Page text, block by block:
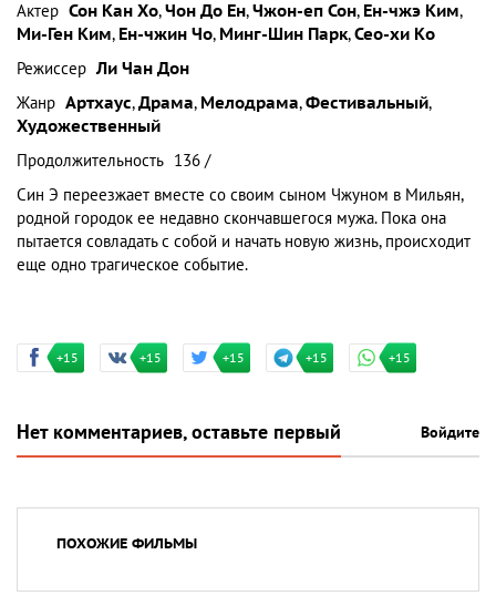
Актер Сон Кан Хо,Чон До Ен,Чжон-еп Сон, Ен-чжэ Ким,
Ми-Ген Ким, Ен-чжин Чо, Минг-Шин Парк,Сео-хи Ко
Режиссер Ли Чан Дон
Жанр Артхаус,Драма, Мелодрама,Фестивальный,
Художественный
Продолжительность 136 /
Син Э переезжает вместе со своим сыном Чжуном в Мильян,
родной городок ее недавно скончавшегося мужа. Пока она
пытается совладать с собой и начать новую жизнь, происходит
еще одно трагическое событие.
+15 +15 +15 +15 +15
Нет комментариев, оставьте первый Войдите
ПОХОЖИЕ ФИЛЬМЫ